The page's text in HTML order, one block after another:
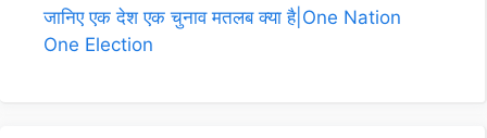
जानिए एक देश एक चुनाव मतलब क्या है|One Nation
One Election